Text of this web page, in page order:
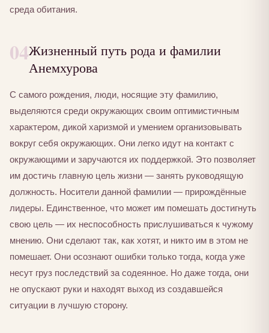
среда обитания.
04Жизненный путь рода и фамилии
Анемхурова
С самого рождения, люди, носящие эту фамилию,
выделяются среди окружающих своим оптимистичным
характером, дикой харизмой и умением организовывать
вокруг себя окружающих. Они легко идут на контакт с
окружающими и заручаются их поддержкой. Это позволяет
им достичь главную цель жизни — занять руководящую
должность. Носители данной фамилии — прирождённые
лидеры. Единственное, что может им помешать достигнуть
свою цель — их неспособность прислушиваться к чужому
мнению. Они сделают так, как хотят, и никто им в этом не
помешает. Они осознают ошибки только тогда, когда уже
несут груз последствий за содеянное. Но даже тогда, они
не опускают руки и находят выход из создавшейся
ситуации в лучшую сторону.